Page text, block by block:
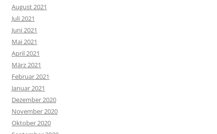
August 2021
Juli 2021
Juni 2021
Mai 2021
April 2021
März 2021
Februar 2021
Januar 2021
Dezember 2020
November 2020
Oktober 2020